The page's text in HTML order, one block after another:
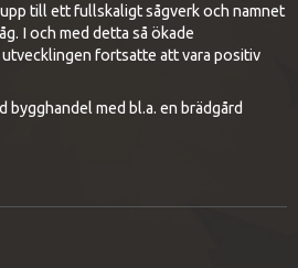
till ett fullskaligt sågverk och namnet
I och med detta så ökade
fortsatte att vara positiv
bygghandel med bl.a. en brädgård